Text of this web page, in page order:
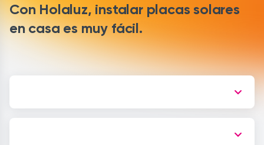
Con Holaluz, instalar placas solares
en casa es muy fácil.